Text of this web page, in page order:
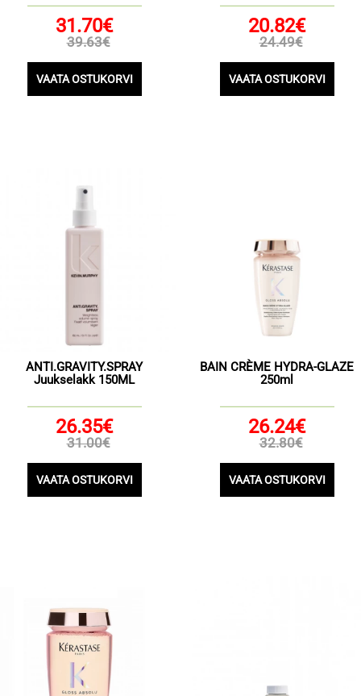
31.70€
39.63€
VAATA OSTUKORVI
20.82€
24.49€
VAATA OSTUKORVI
ANTI.GRAVITY.SPRAY
Juukselakk 150ML
26.35€
31.00€
VAATA OSTUKORVI
BAIN CRÈME HYDRA-GLAZE
250ml
26.24€
32.80€
VAATA OSTUKORVI